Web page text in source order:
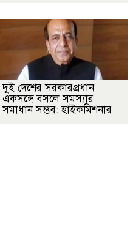
দুই দেশের সরকারপ্রধান
একসঙ্গে বসলে সমস্যার
সমাধান সম্ভব: হাইকমিশনার